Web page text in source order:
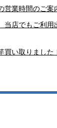
業時間のご案
当店でもご利用
買い取りました